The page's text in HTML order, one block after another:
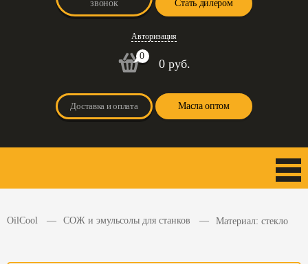
звонок
Стать дилером
Авторизация
0
0 руб.
Доставка и оплата Масла оптом
OilCool СОЖ и эмульсолы для станков Материал: стекло